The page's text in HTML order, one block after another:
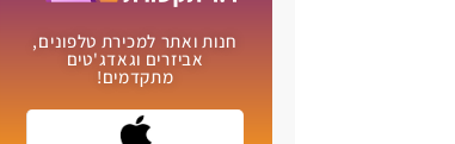
חנות ואתר למכירת טלפונים,
אביזרים וגאדג'טים
מתקדמים!​